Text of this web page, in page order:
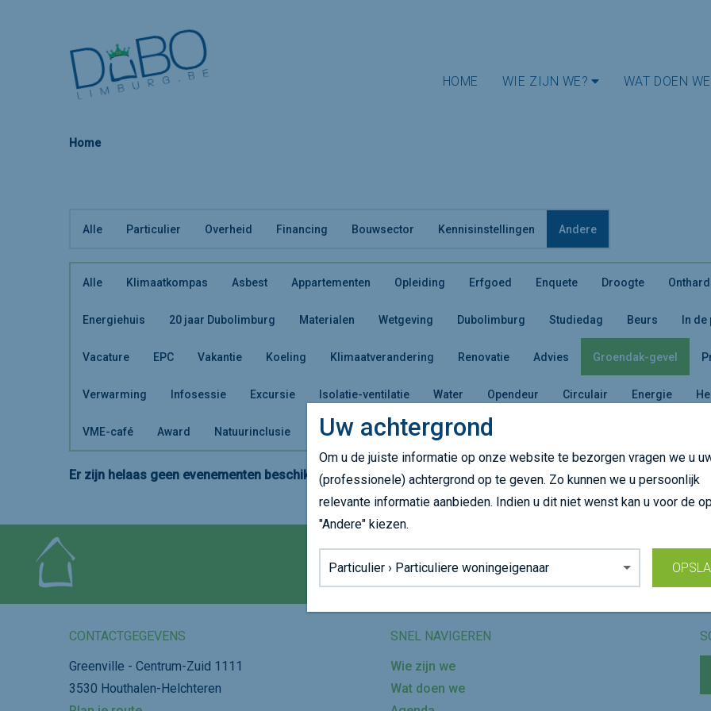
HOME WIE ZIJN WE? WAT DOEN
Home
Alle Particulier Overheid Financing Bouwsector Kennisinstellingen Andere
Alle Klimaatkompas Asbest Appartementen Opleiding Erfgoed Enquete Droogte
Energiehuis 20 jaar Dubolimburg Materialen Wetgeving Dubolimburg Studiedag Beurs In
Vacature EPC Vakantie Koeling Klimaatverandering Renovatie Advies Groendak-gevel
Verwarming Infosessie Excursie Isolatie-ventilatie Water Opendeur Circulair Energie
VME-café Award Natuurinclusie
Er zijn helaas geen evenementen beschikbaar. Kies een andere doelgroep of kom later terug!
Volg ons op
CONTACTGEGEVENS
Greenville - Centrum-Zuid 1111
3530 Houthalen-Helchteren
SNEL NAVIGEREN
Wie zijn we
Wat doen we
Uw achtergrond
Om u de juiste informatie op onze website te bezorgen vragen we u
(professionele) achtergrond op te geven. Zo kunnen we u persoonlijk
relevante informatie aanbieden. Indien u dit niet wenst kan u voor de
"Andere" kiezen.
Achtergrond: